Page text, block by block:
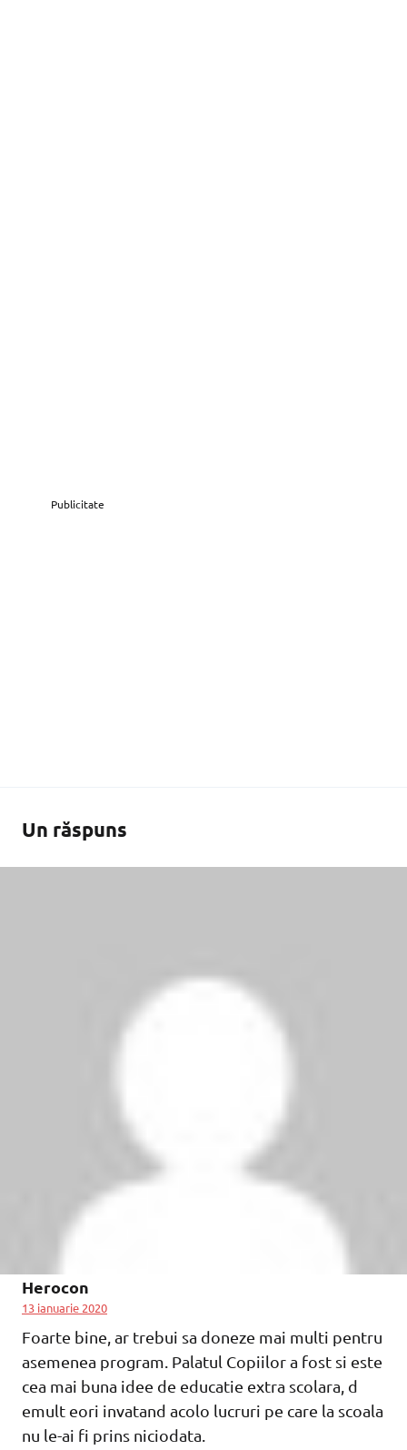
Publicitate
Un răspuns
Herocon
13 ianuarie 2020
Foarte bine, ar trebui sa doneze mai multi pentru
asemenea program. Palatul Copiilor a fost si este
cea mai buna idee de educatie extra scolara, d
emult eori invatand acolo lucruri pe care la scoala
nu le-ai fi prins niciodata.